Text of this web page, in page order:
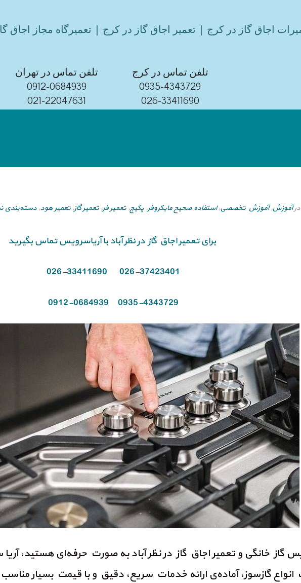
اجاق گاز در کرج | تعمیر اجاق گاز در کرج | تعمیرگاه مجاز اجاق
تلفن تماس در تهران
0912-0684939
021-22047631
تلفن تماس در کرج
0935-4343729
026-33411690
درآموزش,آموزش تخصصی,استفاده صحیح مایکروفر,پکیج,تعمیر فر,تعمیر گاز,تعمیر هود,دسته‌بندی
برای تعمیر اجاق گاز در نظر آباد با آریاسرویس تماس بگیرید
026-37423401
026-33411690
0935-4343729
0912-0684939
گاز خانگی و تعمیر اجاق گاز در نظر آباد به صورت حرفه‌ای
انواع گازسوز، آماده‌ی ارائه خدمات سریع، دقیق و با قیمت بسیار